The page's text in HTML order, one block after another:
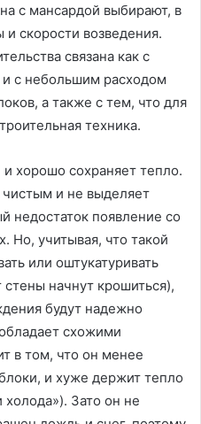
с мансардой выбирают, в
скорости возведения.
связана как с
с небольшим расходом
а также с тем, что для
техника.
хорошо сохраняет тепло.
чистым и не выделяет
недостаток появление со
Но, учитывая, что такой
или оштукатуривать
начнут крошиться),
будут надежно
схожими
в том, что он менее
и хуже держит тепло
холода»). Зато он не